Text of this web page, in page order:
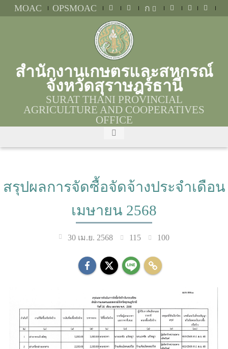
MOAC OPSMOAC ก
สำนักงานเกษตรและสหกรณ์
จังหวัดสุราษฎร์ธานี
SURAT THANI PROVINCIAL
AGRICULTURE AND COOPERATIVES
OFFICE
สรุปผลการจัดซื้อจัดจ้างประจำเดือน
เมษายน 2568
30 เม.ย. 2568 115 100